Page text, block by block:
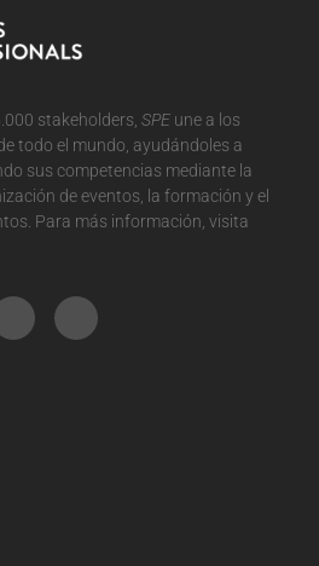
stakeholders, SPEune a los
todo el mundo, ayudándoles a
sus competencias mediante la
de eventos, la formación y el
Para más información, visita